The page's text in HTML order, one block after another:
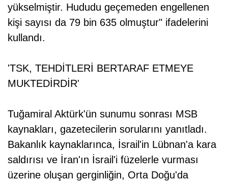
yükselmiştir. Hududu geçemeden engellenen
kişi sayısı da 79 bin 635 olmuştur" ifadelerini
kullandı.
'TSK, TEHDİTLERİ BERTARAF ETMEYE
MUKTEDİRDİR'
Tuğamiral Aktürk'ün sunumu sonrası MSB
kaynakları, gazetecilerin sorularını yanıtladı.
Bakanlık kaynaklarınca, İsrail'in Lübnan'a kara
saldırısı ve İran'ın İsrail'i füzelerle vurması
üzerine oluşan gerginliğin, Orta Doğu'da